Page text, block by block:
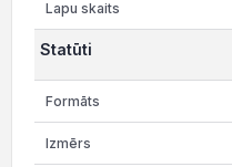
Statūti